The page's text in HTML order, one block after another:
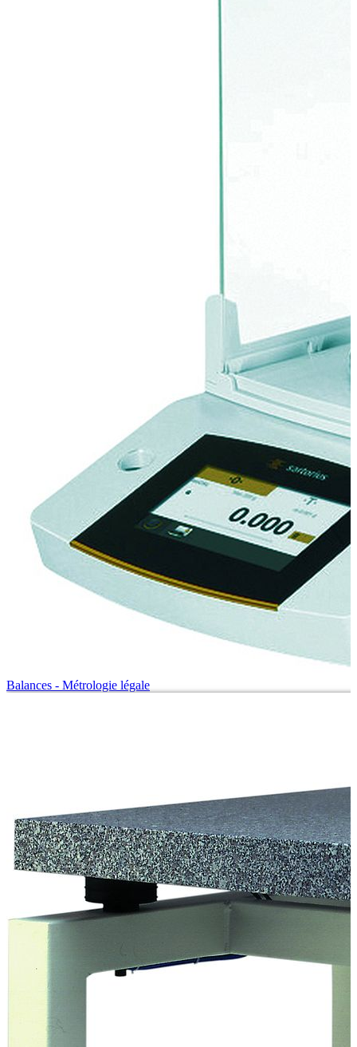
Balances - Métrologie légale